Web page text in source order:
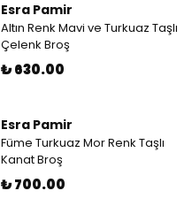
Esra Pamir
Altın Renk Mavi ve Turkuaz Taşlı
Çelenk Broş
₺ 630.00
Esra Pamir
Füme Turkuaz Mor Renk Taşlı
Kanat Broş
₺ 700.00